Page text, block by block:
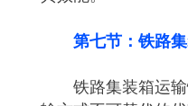
第七节：铁路
铁路集装箱运输